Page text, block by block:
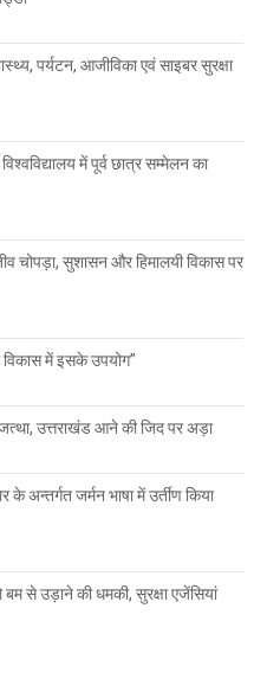
पर्यटन, आजीविका एवं साइबर सुरक्षा
में पूर्व छात्र सम्मेलन का
चोपड़ा, सुशासन और हिमालयी विकास पर
में इसके उपयोग”
जत्था, उत्तराखंड आने की जिद पर अड़ा
अन्तर्गत जर्मन भाषा में उर्तीण किया
बम से उड़ाने की धमकी, सुरक्षा एजेंसियां